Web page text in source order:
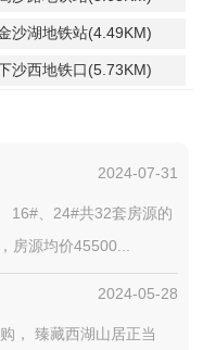
沙湖地铁站(4.49KM)
沙西地铁口(5.73KM)
2024-07-31
16#、24#共32套房源的
房源均价45500...
2024-05-28
， 臻藏西湖山居正当